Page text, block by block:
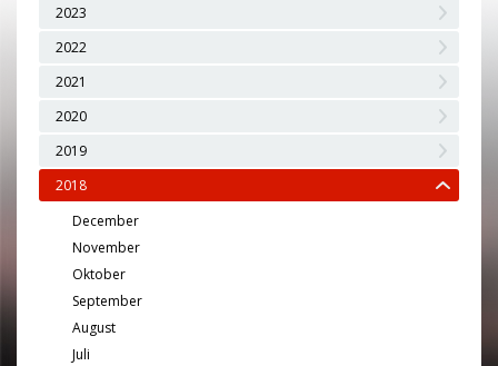
2023
2022
2021
2020
2019
2018
December
November
Oktober
September
August
Juli